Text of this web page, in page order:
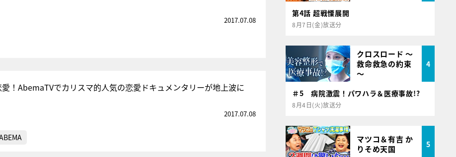
2017.07.08
！AbemaTVでカリスマ的人気の恋愛ドキュメンタリーが地上波に
2017.07.08
第4話 超戦慄展開
8月7日(金)放送分
クロスロード ～
救命救急の約束
～
4
＃5 病院激震！パワハラ＆医療事故!?
8月4日(火)放送分
マツコ＆有吉 か
りそめ天国
5